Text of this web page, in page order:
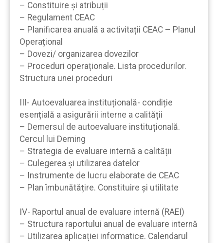
– Constituire și atribuții
– Regulament CEAC
– Planificarea anuală a activitații CEAC – Planul
Operațional
– Dovezi/ organizarea dovezilor
– Proceduri operaționale. Lista procedurilor.
Structura unei proceduri
III- Autoevaluarea instituțională- condiție
esențială a asigurării interne a calității
– Demersul de autoevaluare instituțională.
Cercul lui Deming
– Strategia de evaluare internă a calității
– Culegerea și utilizarea datelor
– Instrumente de lucru elaborate de CEAC
– Plan îmbunătățire. Constituire și utilitate
IV- Raportul anual de evaluare internă (RAEI)
– Structura raportului anual de evaluare internă
– Utilizarea aplicației informatice. Calendarul